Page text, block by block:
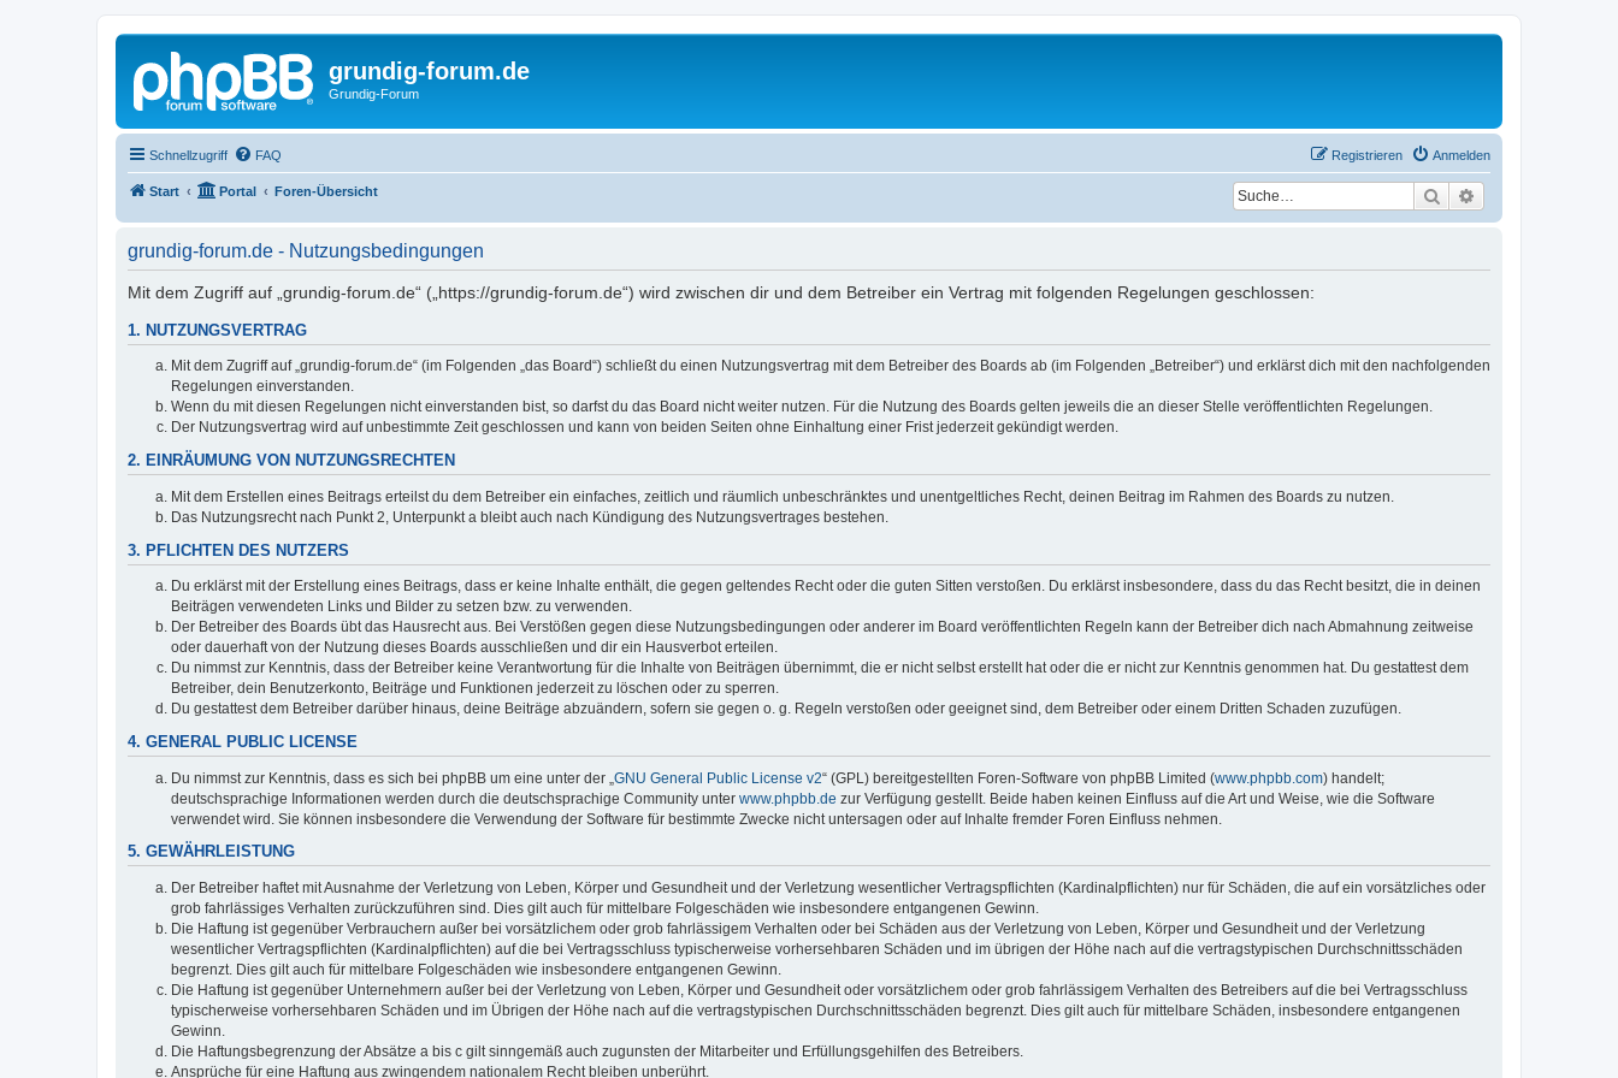
grundig-forum.de
Grundig-Forum
Schnellzugriff FAQ Anmelden
Registrieren
Start Portal Foren-Übersicht Suche
grundig-forum.de - Nutzungsbedingungen
Mit dem Zugriff auf „grundig-forum.de“ („https://grundig-forum.de“) wird zwischen dir und dem Betreiber ein Vertrag mit folgenden Regelungen geschlossen:
1. NUTZUNGSVERTRAG
Mit dem Zugriff auf „grundig-forum.de“ (im Folgenden „das Board“) schließt du einen Nutzungsvertrag mit dem Betreiber des Boards ab (im Folgenden „Betreiber“) und erklärst dich mit den nachfolgenden
Regelungen einverstanden.
Wenn du mit diesen Regelungen nicht einverstanden bist, so darfst du das Board nicht weiter nutzen. Für die Nutzung des Boards gelten jeweils die an dieser Stelle veröffentlichten Regelungen.
Der Nutzungsvertrag wird auf unbestimmte Zeit geschlossen und kann von beiden Seiten ohne Einhaltung einer Frist jederzeit gekündigt werden.
2. EINRÄUMUNG VON NUTZUNGSRECHTEN
Mit dem Erstellen eines Beitrags erteilst du dem Betreiber ein einfaches, zeitlich und räumlich unbeschränktes und unentgeltliches Recht, deinen Beitrag im Rahmen des Boards zu nutzen.
Das Nutzungsrecht nach Punkt 2, Unterpunkt a bleibt auch nach Kündigung des Nutzungsvertrages bestehen.
3. PFLICHTEN DES NUTZERS
Du erklärst mit der Erstellung eines Beitrags, dass er keine Inhalte enthält, die gegen geltendes Recht oder die guten Sitten verstoßen. Du erklärst insbesondere, dass du das Recht besitzt, die in deinen
Beiträgen verwendeten Links und Bilder zu setzen bzw. zu verwenden.
Der Betreiber des Boards übt das Hausrecht aus. Bei Verstößen gegen diese Nutzungsbedingungen oder anderer im Board veröffentlichten Regeln kann der Betreiber dich nach Abmahnung zeitweise
oder dauerhaft von der Nutzung dieses Boards ausschließen und dir ein Hausverbot erteilen.
Du nimmst zur Kenntnis, dass der Betreiber keine Verantwortung für die Inhalte von Beiträgen übernimmt, die er nicht selbst erstellt hat oder die er nicht zur Kenntnis genommen hat. Du gestattest dem
Betreiber, dein Benutzerkonto, Beiträge und Funktionen jederzeit zu löschen oder zu sperren.
Du gestattest dem Betreiber darüber hinaus, deine Beiträge abzuändern, sofern sie gegen o. g. Regeln verstoßen oder geeignet sind, dem Betreiber oder einem Dritten Schaden zuzufügen.
4. GENERAL PUBLIC LICENSE
Du nimmst zur Kenntnis, dass es sich bei phpBB um eine unter der „ GNU General Public License v2“ (GPL) bereitgestellten Foren-Software von phpBB Limited (www.phpbb.com) handelt;
deutschsprachige Informationen werden durch die deutschsprachige Community unter www.phpbb.de zur Verfügung gestellt. Beide haben keinen Einfluss auf die Art und Weise, wie die Software
verwendet wird. Sie können insbesondere die Verwendung der Software für bestimmte Zwecke nicht untersagen oder auf Inhalte fremder Foren Einfluss nehmen.
5. GEWÄHRLEISTUNG
Der Betreiber haftet mit Ausnahme der Verletzung von Leben, Körper und Gesundheit und der Verletzung wesentlicher Vertragspflichten (Kardinalpflichten) nur für Schäden, die auf ein vorsätzliches oder
grob fahrlässiges Verhalten zurückzuführen sind. Dies gilt auch für mittelbare Folgeschäden wie insbesondere entgangenen Gewinn.
Die Haftung ist gegenüber Verbrauchern außer bei vorsätzlichem oder grob fahrlässigem Verhalten oder bei Schäden aus der Verletzung von Leben, Körper und Gesundheit und der Verletzung
wesentlicher Vertragspflichten (Kardinalpflichten) auf die bei Vertragsschluss typischerweise vorhersehbaren Schäden und im übrigen der Höhe nach auf die vertragstypischen Durchschnittsschäden
begrenzt. Dies gilt auch für mittelbare Folgeschäden wie insbesondere entgangenen Gewinn.
Die Haftung ist gegenüber Unternehmern außer bei der Verletzung von Leben, Körper und Gesundheit oder vorsätzlichem oder grob fahrlässigem Verhalten des Betreibers auf die bei Vertragsschluss
typischerweise vorhersehbaren Schäden und im Übrigen der Höhe nach auf die vertragstypischen Durchschnittsschäden begrenzt. Dies gilt auch für mittelbare Schäden, insbesondere entgangenen
Gewinn.
Die Haftungsbegrenzung der Absätze a bis c gilt sinngemäß auch zugunsten der Mitarbeiter und Erfüllungsgehilfen des Betreibers.
Ansprüche für eine Haftung aus zwingendem nationalem Recht bleiben unberührt.